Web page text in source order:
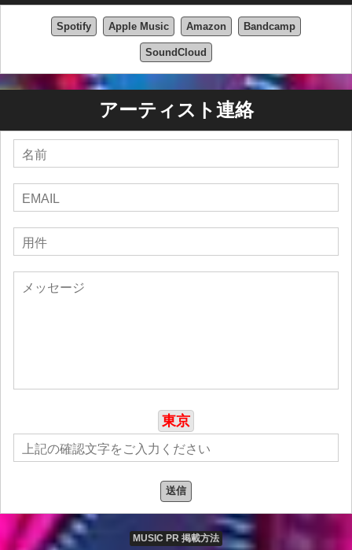
新たな目的意識を得たパトリック・ルーは、限界を押し
広げ、新たな創造の地平を切り開く準備ができていま
今後のプロジェクトには、バーチャルコンサート体験、
新作EP、そしてThe Men of Madnessとのコラボレーショ
ンなどが予定されています。Lewnaticの旅はまだ始まっ
ます。
Lewnaticの旅と『Defy All Odds』のリリースに関する最
新情報にご期待ください。報道関係のお問い合わせは、
Spotify Apple Music Amazon Bandcamp
SoundCloud
アーティスト連絡
東京
送信
MUSIC PR 掲載方法